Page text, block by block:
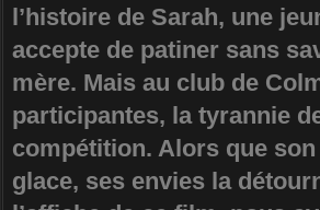
l’histoire de Sarah, une
accepte de patiner sans
mère. Mais au club de
participantes, la tyrannie
compétition. Alors que
glace, ses envies la